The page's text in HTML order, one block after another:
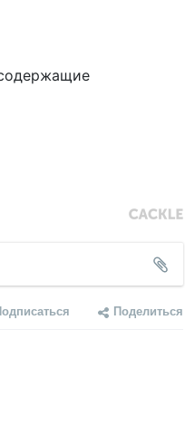
Поделиться